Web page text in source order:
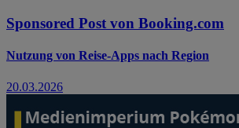
Sponsored Post von Booking.com
Nutzung von Reise-Apps nach Region
20.03.2026